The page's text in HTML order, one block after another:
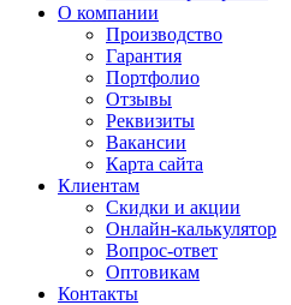
О компании
Производство
Гарантия
Портфолио
Отзывы
Реквизиты
Вакансии
Карта сайта
Клиентам
Скидки и акции
Онлайн-калькулятор
Вопрос-ответ
Оптовикам
Контакты